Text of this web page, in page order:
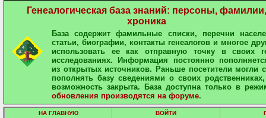
Генеалогическая база знаний: персоны, фамилии,
хроника
База содержит фамильные списки, перечни
статьи, биографии, контакты генеалогов и многое
использовать ее как отправную точку в своих
исследованиях. Информация постоянно
из открытых источников. Раньше посетители могли
пополнять базу сведениями о своих
возможность закрыта. База доступна только в
обновления производятся на форуме.
НА ГЛАВНУЮ ВОЙТИ